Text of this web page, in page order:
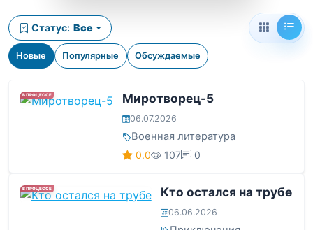
Новые Популярные Обсуждаемые
Статус: Все
В ПРОЦЕССЕ Миротворец-5
06.07.2026
Военная литература
0.0 107 0
В ПРОЦЕССЕ Кто остался на трубе
06.06.2026